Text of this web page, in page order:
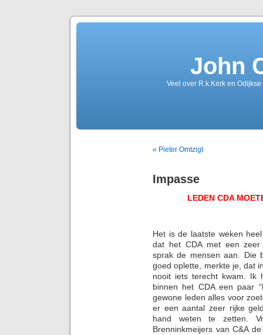
John
Veel over R.k.Kerk en
« Pieter Omtzigt
Impasse
LEDEN CDA
Het is de laatste weken
dat het CDA met een zeer
sprak de mensen aan. Die
goed oplette, merkte je, dat
nooit iets terecht kwam. Ik
binnen het CDA een paar
gewone leden alles voor
er een aantal zeer rijke
hand weten te zetten.
Brenninkmeijers van C&A